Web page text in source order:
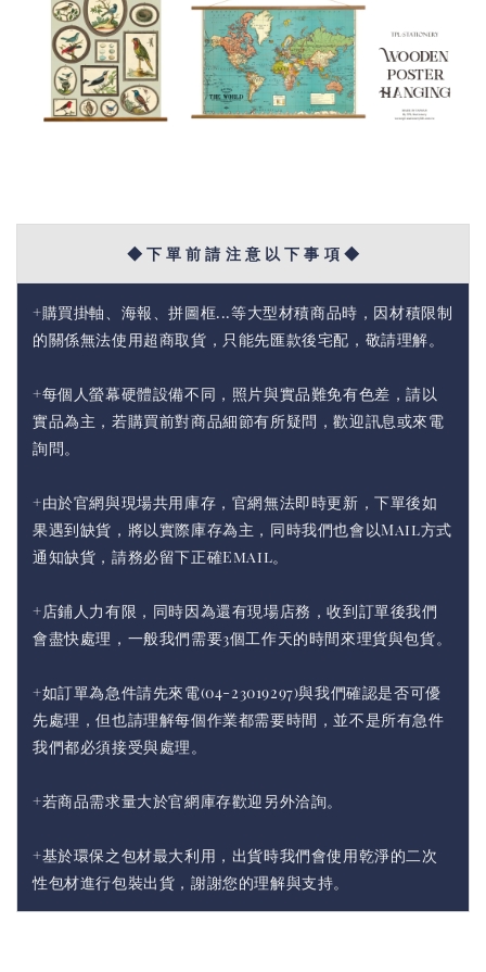
◆ 下 單 前 請 注 意 以 下 事 項 ◆
+購買掛軸、海報、拼圖框...等大型材積商品時，因材積限制
的關係無法使用超商取貨，只能先匯款後宅配，敬請理解。
+每個人螢幕硬體設備不同，照片與實品難免有色差，請以
實品為主，若購買前對商品細節有所疑問，歡迎訊息或來電
詢問。
+由於官網與現場共用庫存，官網無法即時更新，下單後如
果遇到缺貨，將以實際庫存為主，同時我們也會以Mail方式
通知缺貨，請務必留下正確Email。
+店鋪人力有限，同時因為還有現場店務，收到訂單後我們
會盡快處理，一般我們需要3個工作天的時間來理貨與包貨。
+如訂單為急件請先來電(04-23019297)與我們確認是否可優
先處理，但也請理解每個作業都需要時間，並不是所有急件
我們都必須接受與處理。
+若商品需求量大於官網庫存歡迎另外洽詢。
+基於環保之包材最大利用，出貨時我們會使用乾淨的二次
性包材進行包裝出貨，謝謝您的理解與支持。